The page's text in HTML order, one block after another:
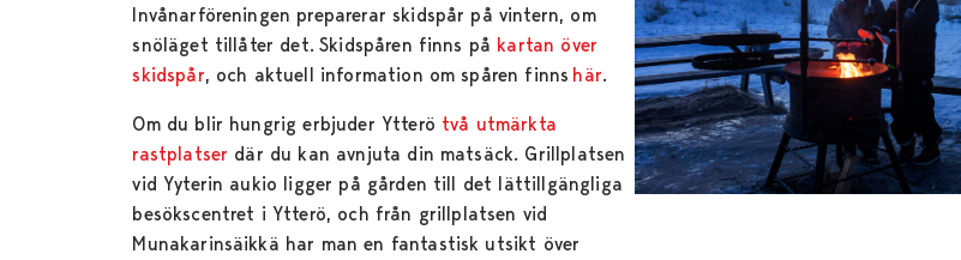
Invånarföreningen preparerar skidspår på vintern, om
snöläget tillåter det. Skidspåren finns på kartan över
skidspår, och aktuell information om spåren finns här.
Om du blir hungrig erbjuder Ytterö två utmärkta
rastplatser där du kan avnjuta din matsäck. Grillplatsen
vid Yyterin aukio ligger på gården till det lättillgängliga
besökscentret i Ytterö, och från grillplatsen vid
Munakarinsäikkä har man en fantastisk utsikt över